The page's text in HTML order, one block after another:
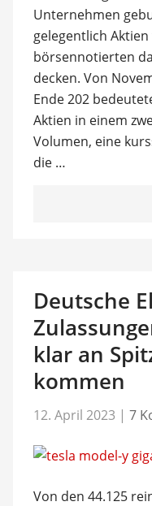
Unternehmen
gelegentlich
börsennotierten
decken. Von
Ende 202
Aktien in einem
Volumen, eine
die …
Deutsche
klar an
kommen
12. April 2023 | 7
Von den 44.125